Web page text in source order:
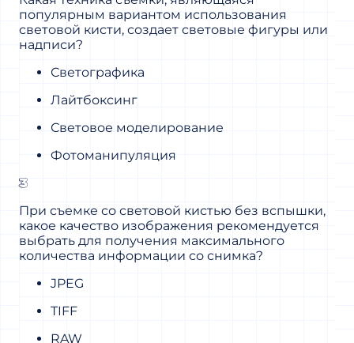
популярным вариантом использования
световой кисти, создает световые фигуры или
надписи?
Светографика
Лайтбоксинг
Световое моделирование
Фотоманипуляция
3
При съемке со световой кистью без вспышки,
какое качество изображения рекомендуется
выбрать для получения максимального
количества информации со снимка?
JPEG
TIFF
RAW